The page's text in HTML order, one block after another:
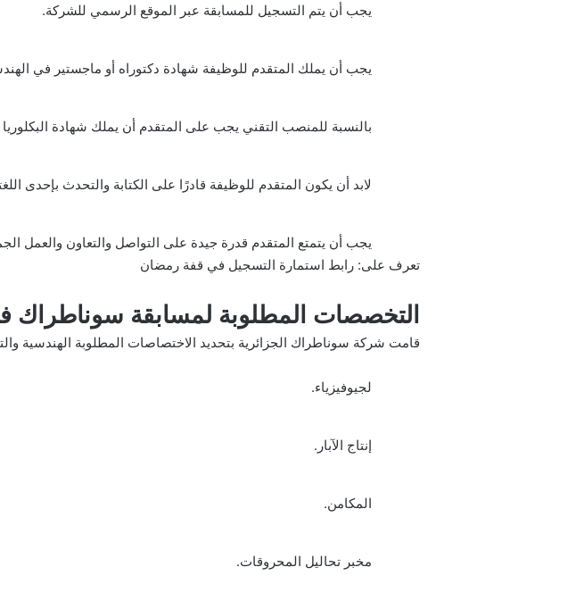
يجب أن يتم التسجيل للمسابقة عبر الموقع الرسمي للشركة.
يجب أن يملك المتقدم للوظيفة شهادة دكتوراه أو ماجستير في
بالنسبة للمنصب التقني يجب على المتقدم أن يملك شهادة
لابد أن يكون المتقدم للوظيفة قادرًا على الكتابة والتحدث بإحدى
يجب أن يتمتع المتقدم قدرة جيدة على التواصل والتعاون والعمل
تعرف على: رابط استمارة التسجيل في قفة رمضان
التخصصات المطلوبة لمسابقة سوناطراك
قامت شركة سوناطراك الجزائرية بتحديد الاختصاصات المطلوبة الهندسية
لجيوفيزياء.
إنتاج الآبار.
المكامن.
مخبر تحاليل المحروقات.